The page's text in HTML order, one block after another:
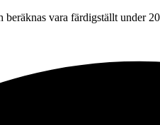
vara färdigställt under